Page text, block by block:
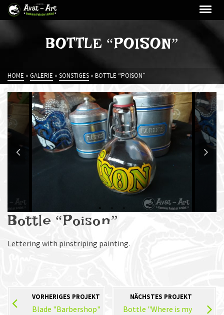
BOTTLE “POISON”
HOME » GALERIE » SONSTIGES » BOTTLE “POISON”
Bottle “Poison”
Lettering with pinstriping painting.
VORHERIGES PROJEKT
Blade "Barbershop"
NÄCHSTES PROJEKT
Bottle "Where is my